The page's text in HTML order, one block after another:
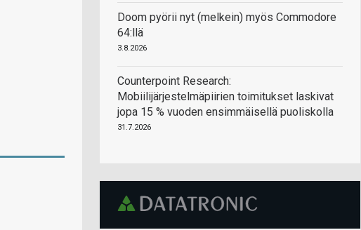
Doom pyörii nyt (melkein) myös Commodore
64:llä
3.8.2026
Counterpoint Research:
Mobiilijärjestelmäpiirien toimitukset laskivat
jopa 15 % vuoden ensimmäisellä puoliskolla
31.7.2026